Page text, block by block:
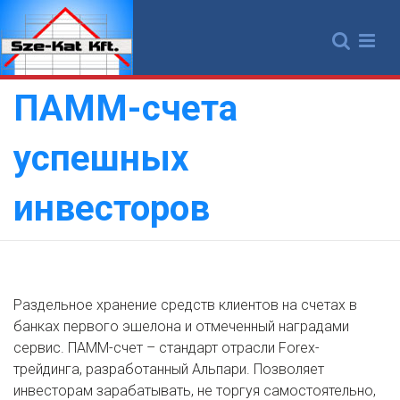
to
content
ПАММ-счета
успешных
инвесторов
Раздельное хранение средств клиентов на счетах в
банках первого эшелона и отмеченный наградами
сервис. ПАММ-счет – стандарт отрасли Forex-
трейдинга, разработанный Альпари. Позволяет
инвесторам зарабатывать, не торгуя самостоятельно,